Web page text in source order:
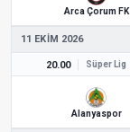
Arca Çorum FK
11 EKIM 2026
20.00 Süper Lig
Alanyaspor